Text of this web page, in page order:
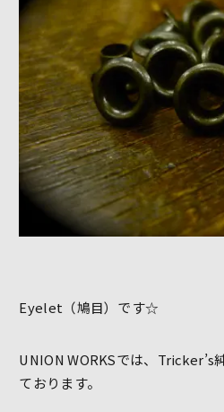
Eyelet（鳩目）です☆
UNION WORKSでは、Tricker’s
ております。